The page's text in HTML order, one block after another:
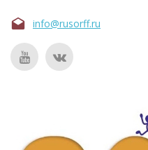
info@rusorff.ru